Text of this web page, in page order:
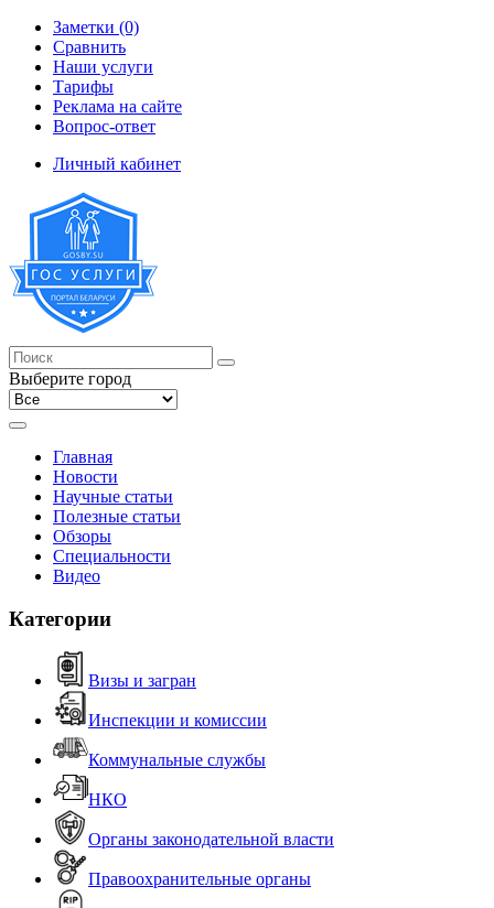
Заметки (0)
Сравнить
Наши услуги
Тарифы
Реклама на сайте
Вопрос-ответ
Личный кабинет
Выберите город
Главная
Новости
Научные статьи
Полезные статьи
Обзоры
Специальности
Видео
Категории
Визы и загран
Инспекции и комиссии
Коммунальные службы
НКО
Органы законодательной власти
Правоохранительные органы